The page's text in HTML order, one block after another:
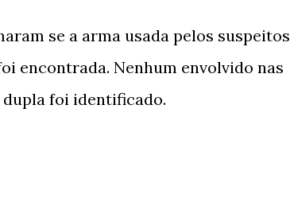
se a arma usada pelos suspeitos
encontrada. Nenhum envolvido nas
dupla foi identificado.